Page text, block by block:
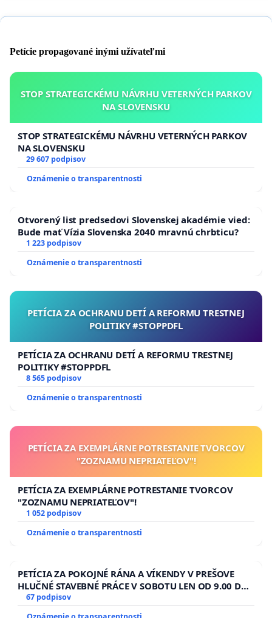
Petície propagované inými užívateľmi
STOP STRATEGICKÉMU NÁVRHU VETERNÝCH PARKOV
NA SLOVENSKU
STOP STRATEGICKÉMU NÁVRHU VETERNÝCH PARKOV
NA SLOVENSKU
29 607 podpisov
Oznámenie o transparentnosti
Otvorený list predsedovi Slovenskej akadémie vied:
Bude mať Vízia Slovenska 2040 mravnú chrbticu?
1 223 podpisov
Oznámenie o transparentnosti
PETÍCIA ZA OCHRANU DETÍ A REFORMU TRESTNEJ
POLITIKY #STOPPDFL
PETÍCIA ZA OCHRANU DETÍ A REFORMU TRESTNEJ
POLITIKY #STOPPDFL
8 565 podpisov
Oznámenie o transparentnosti
PETÍCIA ZA EXEMPLÁRNE POTRESTANIE TVORCOV
"ZOZNAMU NEPRIATEĽOV"!
PETÍCIA ZA EXEMPLÁRNE POTRESTANIE TVORCOV
"ZOZNAMU NEPRIATEĽOV"!
1 052 podpisov
Oznámenie o transparentnosti
PETÍCIA ZA POKOJNÉ RÁNA A VÍKENDY V PREŠOVE
HLUČNÉ STAVEBNÉ PRÁCE V SOBOTU LEN OD 9.00 DO
13.00 HOD., CEZ PRACOVNÝ TÝŽDEŇ CIEĽ 8.00 – 18.00
67 podpisov